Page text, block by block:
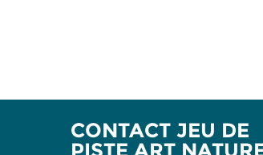
CONTACT JEU DE
PISTE ART